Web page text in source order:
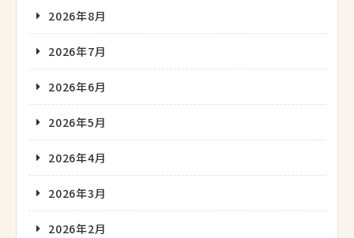
2026年8月
2026年7月
2026年6月
2026年5月
2026年4月
2026年3月
2026年2月